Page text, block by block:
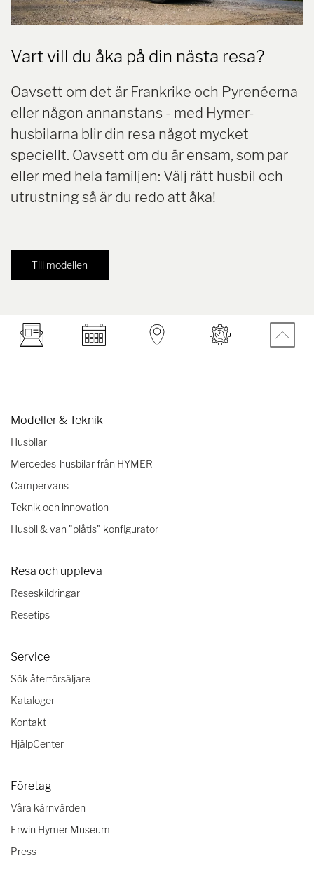
Vart vill du åka på din nästa resa?
Oavsett om det är Frankrike och Pyrenéerna
eller någon annanstans - med Hymer-
husbilarna blir din resa något mycket
speciellt. Oavsett om du är ensam, som par
eller med hela familjen: Välj rätt husbil och
utrustning så är du redo att åka!
Till modellen
Modeller & Teknik
Husbilar
Mercedes-husbilar från HYMER
Campervans
Teknik och innovation
Husbil & van "plåtis" konfigurator
Resa och uppleva
Reseskildringar
Resetips
Service
Sök återförsäljare
Kataloger
Kontakt
HjälpCenter
Företag
Våra kärnvärden
Erwin Hymer Museum
Press